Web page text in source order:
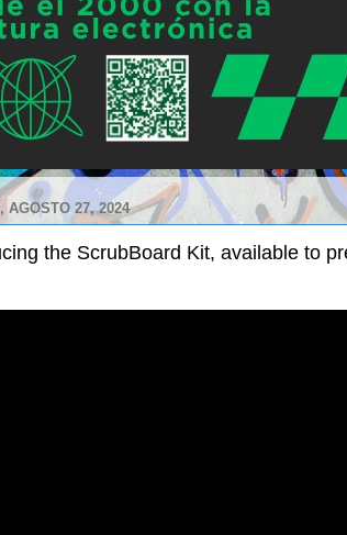
AGOSTO 27, 2024
the ScrubBoard Kit, available to